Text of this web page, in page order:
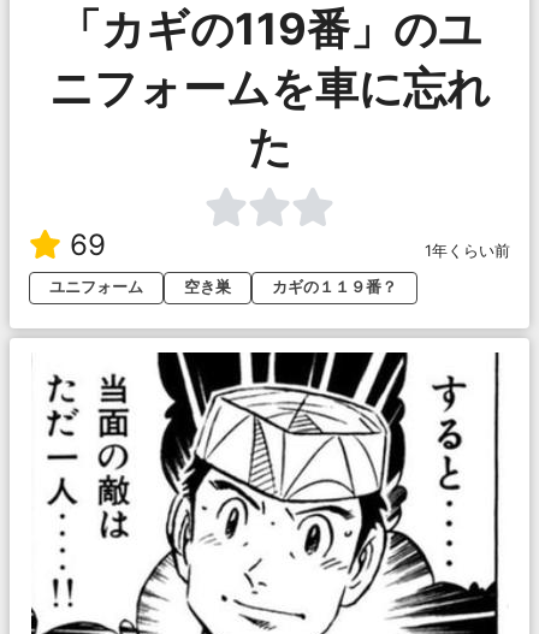
「カギの119番」のユ
ニフォームを車に忘れ
た
69
1年くらい前
ユニフォーム
空き巣 カギの１１９番？